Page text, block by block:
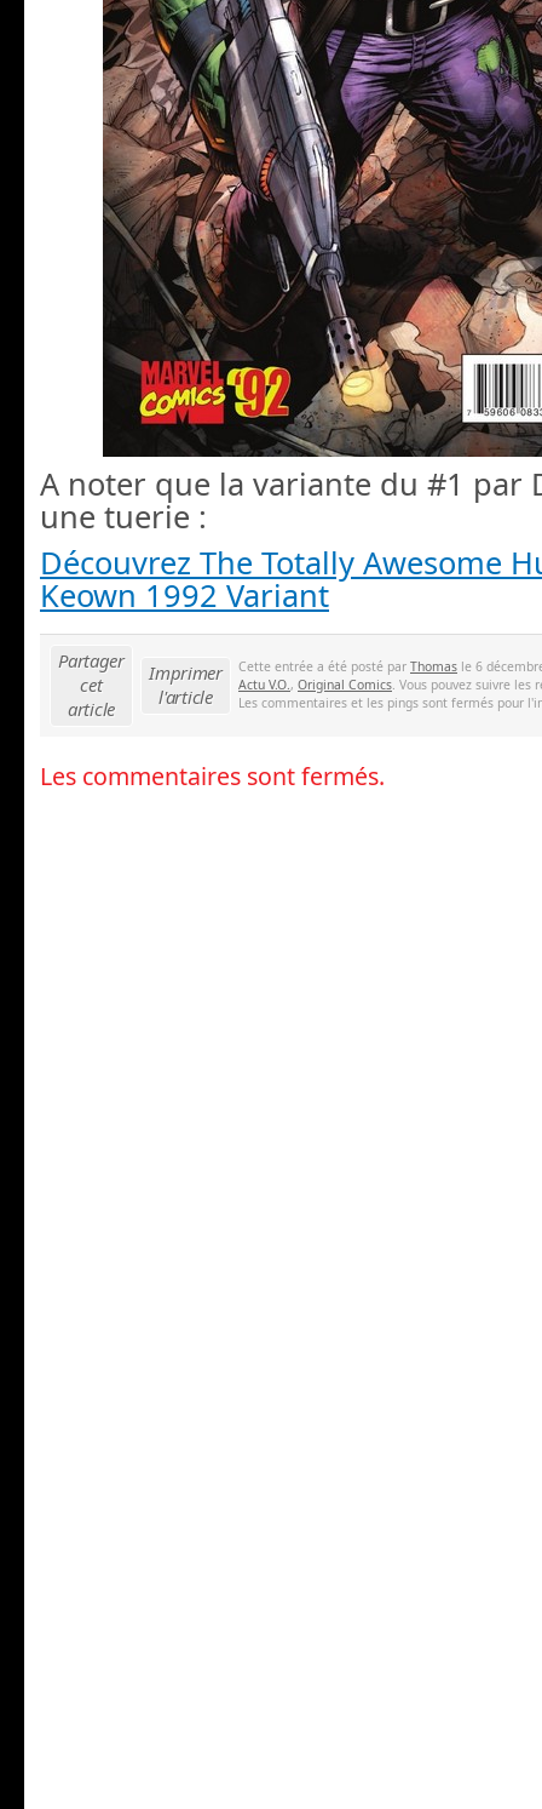
A noter que la variante du #1 par
une tuerie :
Découvrez The Totally Awesome
Keown 1992 Variant
Partager
cet
article
Imprimer
l'article
Cette entrée a été posté par Thomas le 6
Actu V.O. , Original Comics . Vous pouvez suivre
Les commentaires et les pings sont fermés pour
Les commentaires sont fermés.